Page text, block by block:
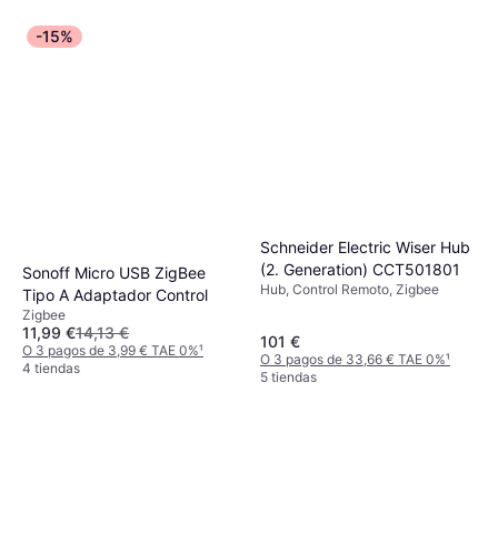
-15%
Sonoff Micro USB ZigBee
Tipo A Adaptador Control
Zigbee
11,99 €14,13 €
O 3 pagos de 3,99 € TAE 0%¹
4 tiendas
Schneider Electric Wiser Hub
(2. Generation) CCT501801
Hub, Control Remoto, Zigbee
101 €
O 3 pagos de 33,66 € TAE 0%¹
5 tiendas